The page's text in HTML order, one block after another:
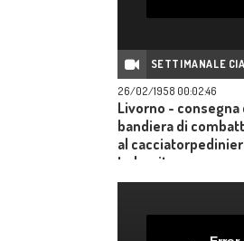
SETTIMANALE
26/02/1958 00:02:46
Livorno - consegna
bandiera di
al
Indomito